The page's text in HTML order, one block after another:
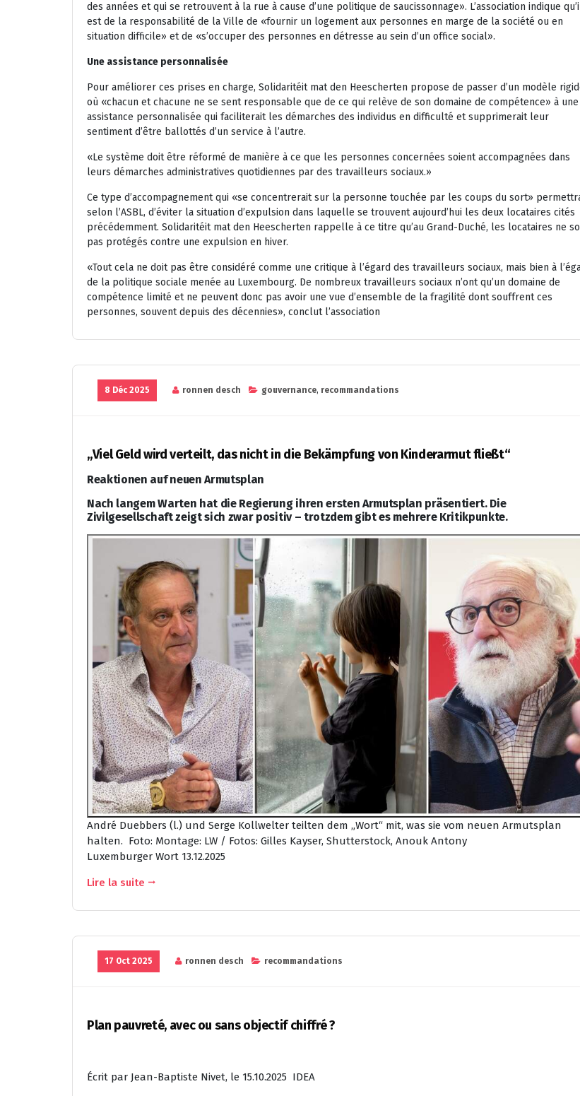
des années et qui se retrouvent à la rue à cause d’une politique de saucissonnage». L’association indique
est de la responsabilité de la Ville de «fournir un logement aux personnes en marge de la société ou en
situation difficile» et de «s’occuper des personnes en détresse au sein d’un office social».
Une assistance personnalisée
Pour améliorer ces prises en charge, Solidaritéit mat den Heescherten propose de passer d’un modèle
où «chacun et chacune ne se sent responsable que de ce qui relève de son domaine de compétence» à une
assistance personnalisée qui faciliterait les démarches des individus en difficulté et supprimerait leur
sentiment d’être ballottés d’un service à l’autre.
«Le système doit être réformé de manière à ce que les personnes concernées soient accompagnées dans
leurs démarches administratives quotidiennes par des travailleurs sociaux.»
Ce type d’accompagnement qui «se concentrerait sur la personne touchée par les coups du sort»
selon l’ASBL, d’éviter la situation d’expulsion dans laquelle se trouvent aujourd’hui les deux locataires cités
précédemment. Solidaritéit mat den Heescherten rappelle à ce titre qu’au Grand-Duché, les locataires ne
pas protégés contre une expulsion en hiver.
«Tout cela ne doit pas être considéré comme une critique à l’égard des travailleurs sociaux, mais bien à
de la politique sociale menée au Luxembourg. De nombreux travailleurs sociaux n’ont qu’un domaine de
compétence limité et ne peuvent donc pas avoir une vue d’ensemble de la fragilité dont souffrent ces
personnes, souvent depuis des décennies», conclut l’association
8 Déc 2025 ronnen desch gouvernance, recommandations
„Viel Geld wird verteilt, das nicht in die Bekämpfung von Kinderarmut fließt“
Reaktionen auf neuen Armutsplan
Nach langem Warten hat die Regierung ihren ersten Armutsplan präsentiert. Die
Zivilgesellschaft zeigt sich zwar positiv – trotzdem gibt es mehrere Kritikpunkte.
André Duebbers (l.) und Serge Kollwelter teilten dem „Wort“ mit, was sie vom neuen Armutsplan
halten. Foto: Montage: LW / Fotos: Gilles Kayser, Shutterstock, Anouk Antony
Luxemburger Wort 13.12.2025
Lire la suite
17 Oct 2025 ronnen desch recommandations
Plan pauvreté, avec ou sans objectif chiffré ?
Écrit par Jean-Baptiste Nivet, le 15.10.2025 IDEA